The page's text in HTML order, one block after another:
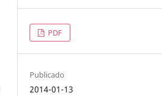
PDF
Publicado
2014-01-13